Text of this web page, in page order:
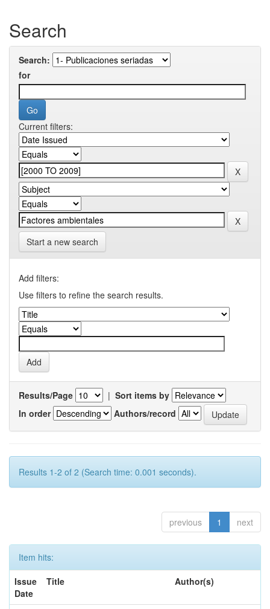
Search
Search:
for
Current filters:
Start a new search
Add filters:
Use filters to refine the search results.
Results/Page | Sort items by
In order
Authors/record
Results 1-2 of 2 (Search time: 0.001 seconds).
previous 1 next
Item hits:
Issue
Date
Title Author(s)